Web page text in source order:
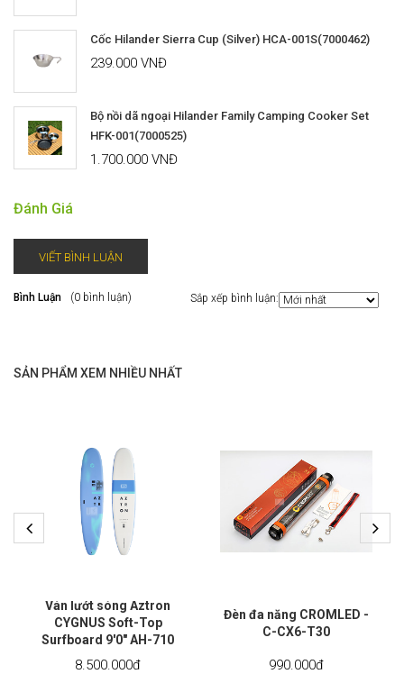
Cốc Hilander Sierra Cup (Silver) HCA-001S(7000462)
239.000 VNĐ
Bộ nồi dã ngoại Hilander Family Camping Cooker Set
HFK-001(7000525)
1.700.000 VNĐ
Đánh Giá
VIẾT BÌNH LUẬN
Bình Luận (0 bình luận) Sắp xếp bình luận:
SẢN PHẨM XEM NHIỀU NHẤT
Ván lướt sóng Aztron
CYGNUS Soft-Top
Surfboard 9'0" AH-710
8.500.000đ
Đèn đa năng CROMLED -
C-CX6-T30
990.000đ